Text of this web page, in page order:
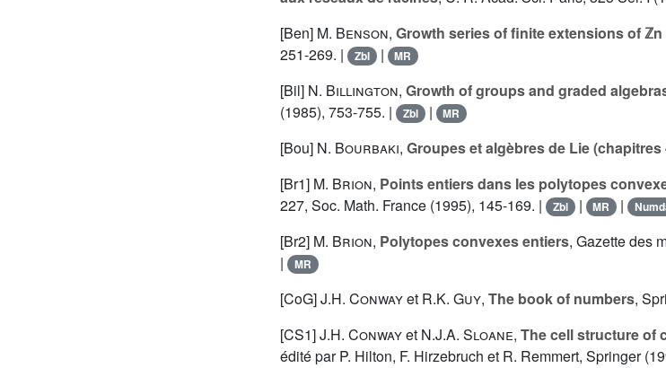
[Ben] M. Benson, Growth series of finite extensions of
251-269. |
Zbl | MR
[Bil] N. Billington, Growth of groups and graded
(1985), 753-755. |
Zbl | MR
[Bou] N. Bourbaki, Groupes et algèbres de Lie (chapitres
[Br1] M. Brion, Points entiers dans les polytopes
227, Soc. Math. France (1995), 145-169. |
Zbl | MR |
[Br2] M. Brion, Polytopes convexes entiers, Gazette des
| MR
[CoG]J.H. Conwayet R.K. Guy, The book of numbers,
[CS1]J.H. Conwayet N.J.A. Sloane, The cell structure of
édité par P. Hilton, F. Hirzebruch et R. Remmert, Springer